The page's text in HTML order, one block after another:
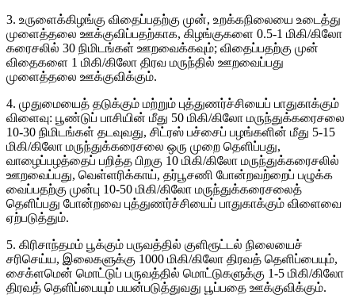
3. உருளைக்கிழங்கு விதைப்பதற்கு முன், உறக்கநிலையை உடைத்து
முளைத்தலை ஊக்குவிப்பதற்காக, கிழங்குகளை 0.5-1 மிகி/கிலோ
கரைசலில் 30 நிமிடங்கள் ஊறவைக்கவும்; விதைப்பதற்கு முன்
விதைகளை 1 மிகி/கிலோ திரவ மருந்தில் ஊறவைப்பது
முளைத்தலை ஊக்குவிக்கும்.
4. முதுமையைத் தடுக்கும் மற்றும் புத்துணர்ச்சியைப் பாதுகாக்கும்
விளைவு: பூண்டுப் பாசியின் மீது 50 மிகி/கிலோ மருந்துக்கரைசலை
10-30 நிமிடங்கள் தடவுவது, சிட்ரஸ் பச்சைப் பழங்களின் மீது 5-15
மிகி/கிலோ மருந்துக்கரைசலை ஒரு முறை தெளிப்பது,
வாழைப்பழத்தைப் பறித்த பிறகு 10 மிகி/கிலோ மருந்துக்கரைசலில்
ஊறவைப்பது, வெள்ளரிக்காய், தர்பூசணி போன்றவற்றைப் பழுக்க
வைப்பதற்கு முன்பு 10-50 மிகி/கிலோ மருந்துக்கரைசலைத்
தெளிப்பது போன்றவை புத்துணர்ச்சியைப் பாதுகாக்கும் விளைவை
ஏற்படுத்தும்.
5. கிரிசாந்தமம் பூக்கும் பருவத்தில் குளிரூட்டல் நிலையைச்
சரிசெய்ய, இலைகளுக்கு 1000 மிகி/கிலோ திரவத் தெளிப்பையும்,
சைக்ளமென் மொட்டுப் பருவத்தில் மொட்டுகளுக்கு 1-5 மிகி/கிலோ
திரவத் தெளிப்பையும் பயன்படுத்துவது பூப்பதை ஊக்குவிக்கும்.